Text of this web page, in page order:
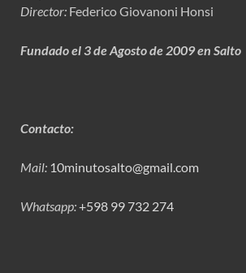
Director: Federico Giovanoni Honsi
Fundado el 3 de Agosto de 2009 en Salto
Contacto:
Mail: 10minutosalto@gmail.com
Whatsapp:+598 99 732 274